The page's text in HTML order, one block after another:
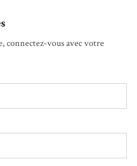
connectez-vous avec votre